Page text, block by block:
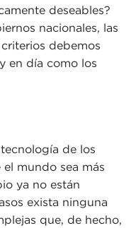
deseables?
nacionales, las
debemos
en día como los
de los
mundo sea más
ya no están
exista ninguna
que, de hecho,